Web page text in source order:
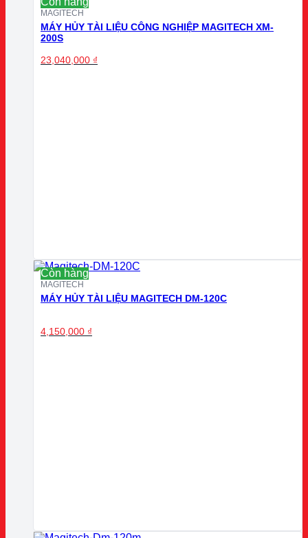
MAGITECH
MÁY HỦY TÀI LIỆU CÔNG NGHIỆP MAGITECH XM-
200S
23,040,000 ₫
Còn hàng
MAGITECH
MÁY HỦY TÀI LIỆU MAGITECH DM-120C
4,150,000 ₫